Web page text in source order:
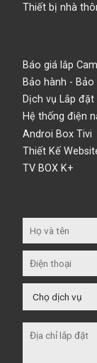
Thiết bị nhà
Báo giá lắp
Bảo hành -
Dịch vụ Lắp
Hệ thống điện
Androi Box Tivi
Thiết Kế
TV BOX K+